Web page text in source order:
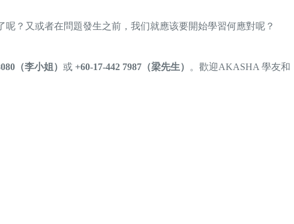
？又或者在問題發生之前，我们就應该要開始學習何應對呢？
（李小姐） 或 +60-17-442 7987（梁先生）
。歡迎AKASHA 學友和